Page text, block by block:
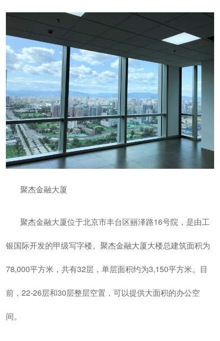
聚杰金融大厦
聚杰金融大厦位于北京市丰台区丽泽路16号院，是由工
银国际开发的甲级写字楼。聚杰金融大厦大楼总建筑面积为
78,000平方米，共有32层，单层面积约为3,150平方米。目
前，22-26层和30层整层空置，可以提供大面积的办公空
间。